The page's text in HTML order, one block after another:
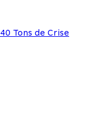
40 Tons de Crise